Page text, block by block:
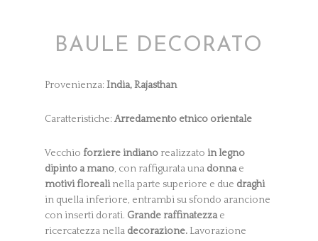
BAULE DECORATO
Provenienza: India, Rajasthan
Caratteristiche: Arredamento etnico orientale
Vecchio forziere indianorealizzato in legno
dipinto a mano, con raffigurata una donnae
motivi florealinella parte superiore e due draghi
in quella inferiore, entrambi su sfondo arancione
con inserti dorati. Grande raffinatezzae
ricercatezza nella decorazione.Lavorazione